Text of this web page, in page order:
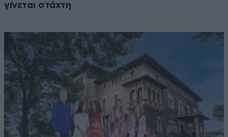
γίνεται στάχτη